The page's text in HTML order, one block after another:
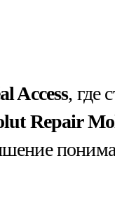
Access, где
Repair